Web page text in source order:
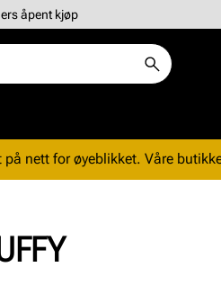
åpent kjøp
nett for øyeblikket. Våre